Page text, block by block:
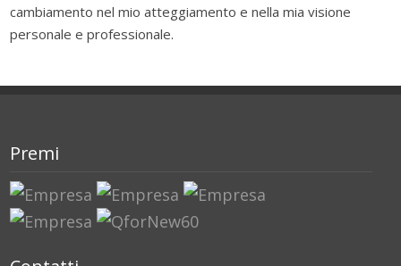
cambiamento nel mio atteggiamento e nella mia visione
personale e professionale.
Premi